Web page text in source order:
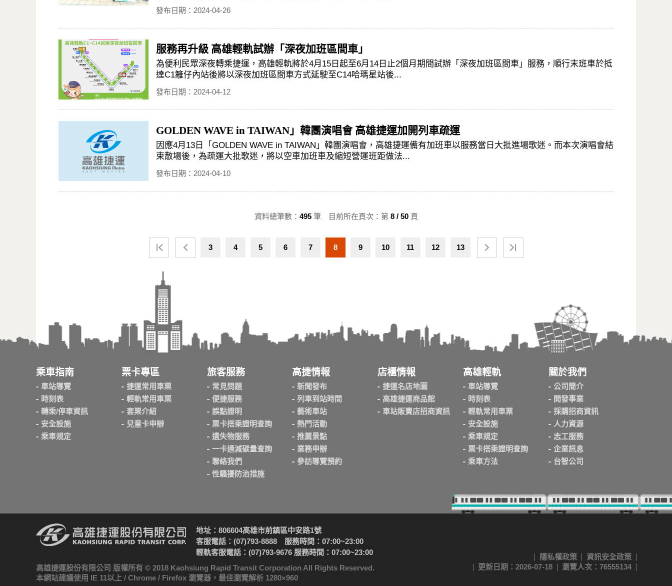
發布日期：2024-04-26
服務再升級 高雄輕軌試辦「深夜加班區間車」
為便利民眾深夜轉乘捷運，高雄輕軌將於4月15日起至6月14日止2個月期間試辦「深夜加班區間車」服務，順行末班車於抵
達C1籬仔內站後將以深夜加班區間車方式延駛至C14哈瑪星站後...
發布日期：2024-04-12
GOLDEN WAVE in TAIWAN」韓團演唱會 高雄捷運加開列車疏運
因應4月13日「GOLDEN WAVE in TAIWAN」韓團演唱會，高雄捷運備有加班車以服務當日大批進場歌迷。而本次演唱會結
束散場後，為疏運大批歌迷，將以空車加班車及縮短營運班距做法...
發布日期：2024-04-10
資料總筆數： 495筆 目前所在頁次：第 8 / 50頁
3 4 5 6 7 8 9 10 11 12 13
乘車指南
車站導覽
時刻表
轉乘/停車資訊
安全設施
乘車規定
票卡專區
捷運常用車票
輕軌常用車票
套票介紹
兒童卡申辦
旅客服務
常見問題
便捷服務
誤點證明
票卡搭乘證明查詢
遺失物服務
一卡通減碳量查詢
聯絡我們
性騷擾防治措施
高捷情報
新聞發布
列車到站時間
藝術車站
熱門活動
推薦景點
業務申辦
參訪導覽預約
店櫃情報
捷運名店地圖
高雄捷運商品館
車站販賣店招商資訊
高雄輕軌
車站導覽
時刻表
輕軌常用車票
安全設施
乘車規定
票卡搭乘證明查詢
乘車方法
關於我們
公司簡介
開發事業
採購招商資訊
人力資源
志工服務
企業訊息
台智公司
地址：806604高雄市前鎮區中安路1號
客服電話：(07)793-8888 服務時間：07:00~23:00
輕軌客服電話：(07)793-9676 服務時間：07:00~23:00
高雄捷運股份有限公司 版權所有 © 2018 Kaohsiung Rapid Transit Corporation All Rights Reserved.
本網站建議使用 IE 11以上 / Chrome / Firefox 瀏覽器，最佳瀏覽解析 1280×960
隱私權政策
資訊安全政策
更新日期：2026-07-18
瀏覽人次：76555134